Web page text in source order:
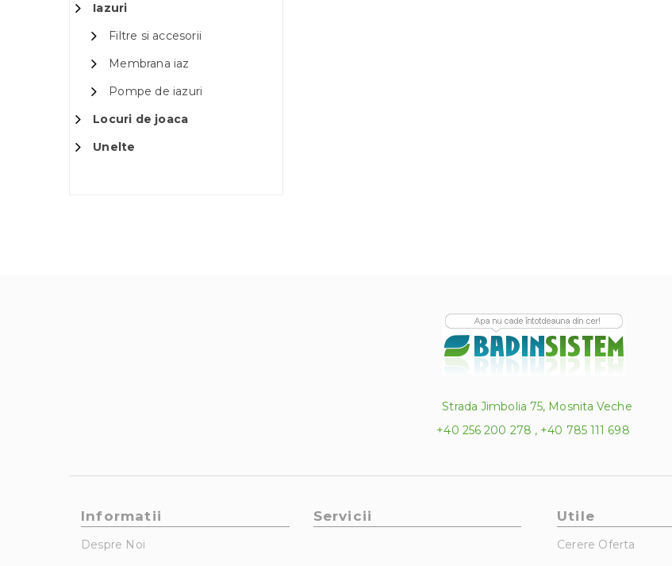
Iazuri
Filtre si accesorii
Membrana iaz
Pompe de iazuri
Locuri de joaca
Unelte
Strada Jimbolia 75, Mosnita Veche
+40 256 200 278 , +40 785 111 698
Informatii
Despre Noi
Servicii Utile
Cerere Oferta